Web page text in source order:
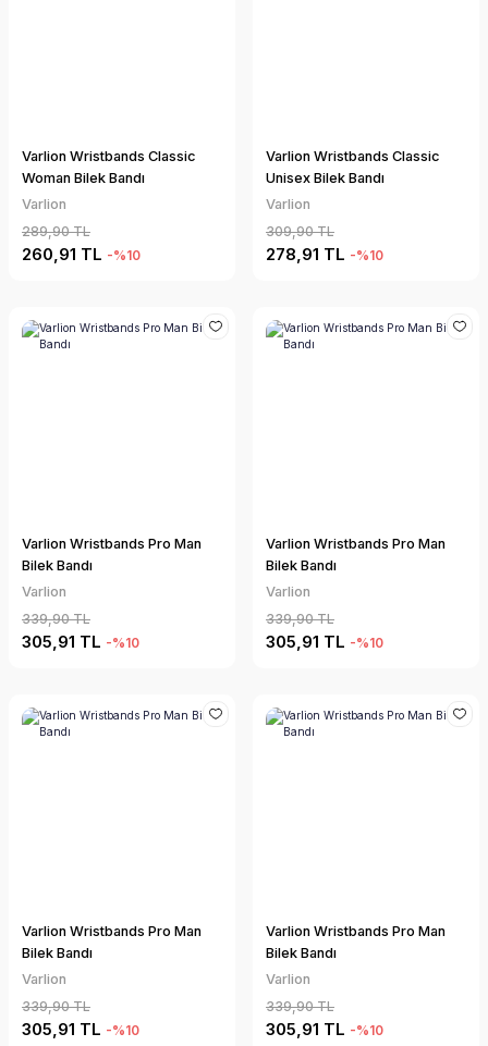
Varlion Wristbands Classic
Woman Bilek Bandı
Varlion
289,90 TL
260,91 TL -%10
Varlion Wristbands Classic
Unisex Bilek Bandı
Varlion
309,90 TL
278,91 TL -%10
Varlion Wristbands Pro Man
Bilek Bandı
Varlion
339,90 TL
305,91 TL -%10
Varlion Wristbands Pro Man
Bilek Bandı
Varlion
339,90 TL
305,91 TL -%10
Varlion Wristbands Pro Man
Bilek Bandı
Varlion
339,90 TL
305,91 TL -%10
Varlion Wristbands Pro Man
Bilek Bandı
Varlion
339,90 TL
305,91 TL -%10